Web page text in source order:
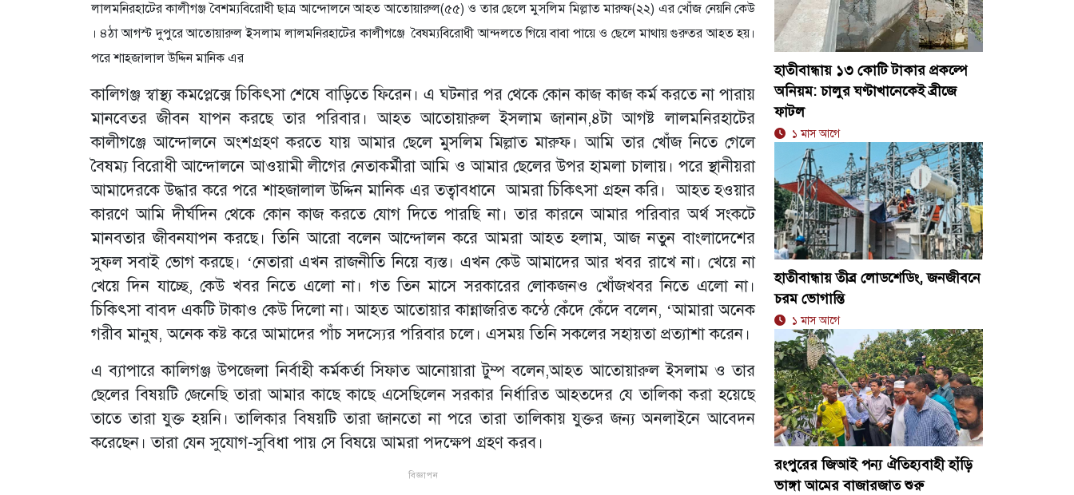
লালমনিরহাটের কালীগঞ্জ বৈশম্যবিরোধী ছাত্র আন্দোলনে আহত আতোয়ারুল(৫৫) ও তার ছেলে মুসলিম মিল্লাত মারুফ(২২) এর খোঁজ নেয়নি কেউ
। ৪ঠা আগস্ট দুপুরে আতোয়ারুল ইসলাম লালমনিরহাটের কালীগঞ্জে বৈষম্যবিরোধী আন্দলতে গিয়ে বাবা পায়ে ও ছেলে মাথায় গুরুতর আহত হয়।
পরে শাহজালাল উদ্দিন মানিক এর
কালিগঞ্জ স্বাস্থ্য কমপ্লেক্সে চিকিৎসা শেষে বাড়িতে ফিরেন। এ ঘটনার পর থেকে কোন কাজ কাজ কর্ম করতে না পারায়
মানবেতর জীবন যাপন করছে তার পরিবার। আহত আতোয়ারুল ইসলাম জানান,৪টা আগষ্ট লালমনিরহাটের
কালীগঞ্জে আন্দোলনে অংশগ্রহণ করতে যায় আমার ছেলে মুসলিম মিল্লাত মারুফ। আমি তার খোঁজ নিতে গেলে
বৈষম্য বিরোধী আন্দোলনে আওয়ামী লীগের নেতাকর্মীরা আমি ও আমার ছেলের উপর হামলা চালায়। পরে স্থানীয়রা
আমাদেরকে উদ্ধার করে পরে শাহজালাল উদ্দিন মানিক এর তত্বাবধানে আমরা চিকিৎসা গ্রহন করি। আহত হওয়ার
কারণে আমি দীর্ঘদিন থেকে কোন কাজ করতে যোগ দিতে পারছি না। তার কারনে আমার পরিবার অর্থ সংকটে
মানবতার জীবনযাপন করছে। তিনি আরো বলেন আন্দোলন করে আমরা আহত হলাম, আজ নতুন বাংলাদেশের
সুফল সবাই ভোগ করছে। ‘নেতারা এখন রাজনীতি নিয়ে ব্যস্ত। এখন কেউ আমাদের আর খবর রাখে না। খেয়ে না
খেয়ে দিন যাচ্ছে, কেউ খবর নিতে এলো না। গত তিন মাসে সরকারের লোকজনও খোঁজখবর নিতে এলো না।
চিকিৎসা বাবদ একটি টাকাও কেউ দিলো না। আহত আতোয়ার কান্নাজরিত কন্ঠে কেঁদে কেঁদে বলেন, ‘আমারা অনেক
গরীব মানুষ, অনেক কষ্ট করে আমাদের পাঁচ সদস্যের পরিবার চলে। এসময় তিনি সকলের সহায়তা প্রত্যাশা করেন।
এ ব্যাপারে কালিগঞ্জ উপজেলা নির্বাহী কর্মকর্তা সিফাত আনোয়ারা টুম্প বলেন,আহত আতোয়ারুল ইসলাম ও তার
ছেলের বিষয়টি জেনেছি তারা আমার কাছে কাছে এসেছিলেন সরকার নির্ধারিত আহতদের যে তালিকা করা হয়েছে
তাতে তারা যুক্ত হয়নি। তালিকার বিষয়টি তারা জানতো না পরে তারা তালিকায় যুক্তর জন্য অনলাইনে আবেদন
করেছেন। তারা যেন সুযোগ-সুবিধা পায় সে বিষয়ে আমরা পদক্ষেপ গ্রহণ করব।
বিজ্ঞাপন
হাতীবান্ধায় ১৩ কোটি টাকার প্রকল্পে
অনিয়ম: চালুর ঘণ্টাখানেকেই ব্রীজে
ফাটল
১ মাস আগে
হাতীবান্ধায় তীব্র লোডশেডিং, জনজীবনে
চরম ভোগান্তি
১ মাস আগে
রংপুরের জিআই পন্য ঐতিহ্যবাহী হাঁড়ি
ভাঙ্গা আমের বাজারজাত শুরু